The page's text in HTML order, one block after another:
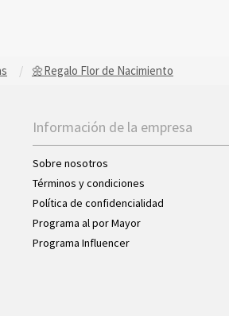
🌼Regalo Flor de Nacimiento
Información de la empresa
Sobre nosotros
Términos y condiciones
Política de confidencialidad
Programa al por Mayor
Programa Influencer